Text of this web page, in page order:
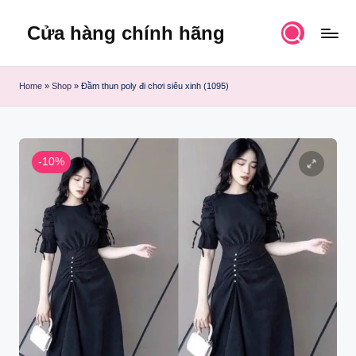
Cửa hàng chính hãng
Home » Shop » Đầm thun poly đi chơi siêu xinh (1095)
-10%